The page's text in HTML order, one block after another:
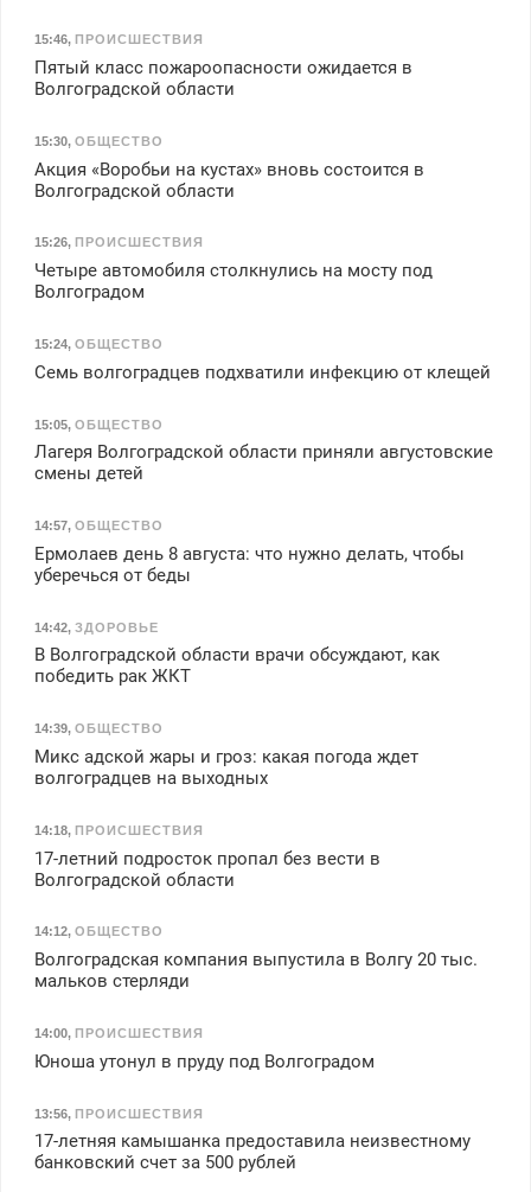
15:46, ПРОИСШЕСТВИЯ
Пятый класс пожароопасности ожидается в
Волгоградской области
15:30, ОБЩЕСТВО
Акция «Воробьи на кустах» вновь состоится в
Волгоградской области
15:26, ПРОИСШЕСТВИЯ
Четыре автомобиля столкнулись на мосту под
Волгоградом
15:24, ОБЩЕСТВО
Семь волгоградцев подхватили инфекцию от клещей
15:05, ОБЩЕСТВО
Лагеря Волгоградской области приняли августовские
смены детей
14:57, ОБЩЕСТВО
Ермолаев день 8 августа: что нужно делать, чтобы
уберечься от беды
14:42, ЗДОРОВЬЕ
В Волгоградской области врачи обсуждают, как
победить рак ЖКТ
14:39, ОБЩЕСТВО
Микс адской жары и гроз: какая погода ждет
волгоградцев на выходных
14:18, ПРОИСШЕСТВИЯ
17-летний подросток пропал без вести в
Волгоградской области
14:12, ОБЩЕСТВО
Волгоградская компания выпустила в Волгу 20 тыс.
мальков стерляди
14:00, ПРОИСШЕСТВИЯ
Юноша утонул в пруду под Волгоградом
13:56, ПРОИСШЕСТВИЯ
17-летняя камышанка предоставила неизвестному
банковский счет за 500 рублей